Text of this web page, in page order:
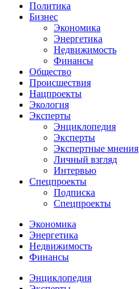
Политика
Бизнес
Экономика
Энергетика
Недвижимость
Финансы
Общество
Происшествия
Нацпроекты
Экология
Эксперты
Энциклопедия
Эксперты
Экспертные мнения
Личный взгляд
Интервью
Спецпроекты
Подписка
Спецпроекты
Экономика
Энергетика
Недвижимость
Финансы
Энциклопедия